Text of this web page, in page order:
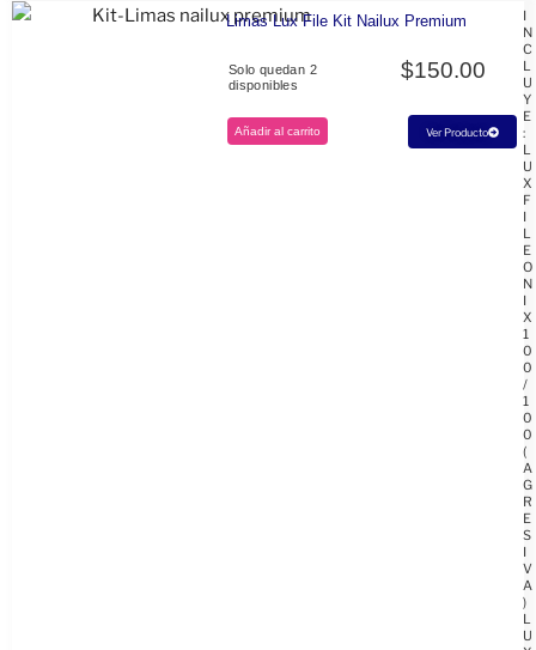
Limas Lux File Kit Nailux Premium
Solo quedan 2
disponibles
$150.00
Añadir al carrito Ver Producto
I
N
C
L
U
Y
E
:
L
U
X
F
I
L
E
O
N
I
X
1
0
0
/
1
0
0
(
A
G
R
E
S
I
V
A
)
L
U